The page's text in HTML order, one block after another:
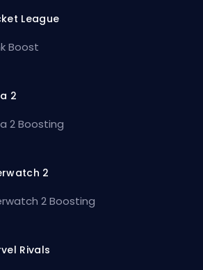
League
Boost
2
2 Boosting
2
2 Boosting
Rivals